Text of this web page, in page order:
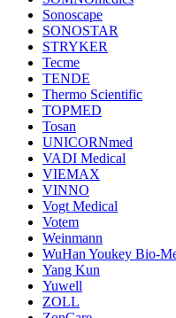
Sonoscape
SONOSTAR
STRYKER
Tecme
TENDE
Thermo Scientific
TOPMED
Tosan
UNICORNmed
VADI Medical
VIEMAX
VINNO
Vogt Medical
Votem
Weinmann
WuHan Youkey Bio-
Yang Kun
Yuwell
ZOLL